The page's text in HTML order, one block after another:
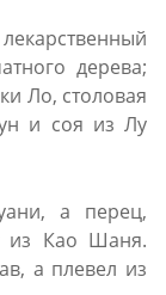
дерева;
Ло, столовая
и соя из Лу
а перец,
из Као Шаня.
а плевел из